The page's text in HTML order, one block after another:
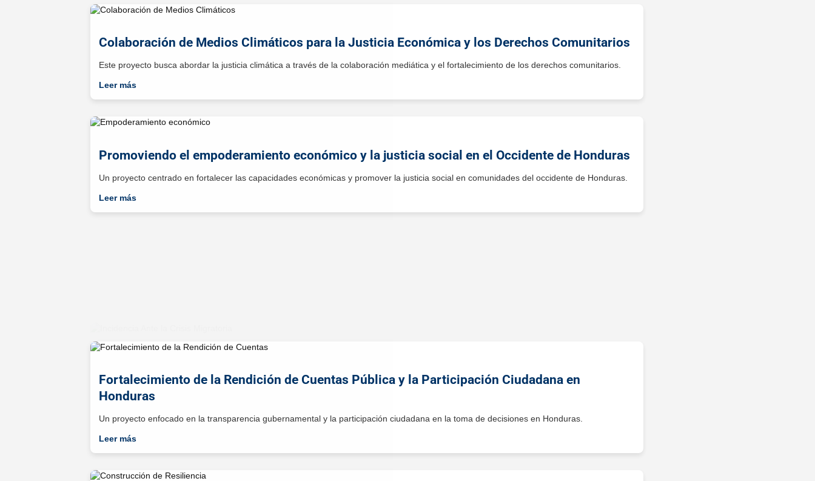
Colaboración de Medios Climáticos para la Justicia Económica y los Derechos Comunitarios
Este proyecto busca abordar la justicia climática a través de la colaboración mediática y el fortalecimiento de los derechos comunitarios.
Leer más
Promoviendo el empoderamiento económico y la justicia social en el Occidente de Honduras
Un proyecto centrado en fortalecer las capacidades económicas y promover la justicia social en comunidades del occidente de Honduras.
Leer más
Fortalecimiento de la Rendición de Cuentas Pública y la Participación Ciudadana en
Honduras
Un proyecto enfocado en la transparencia gubernamental y la participación ciudadana en la toma de decisiones en Honduras.
Leer más